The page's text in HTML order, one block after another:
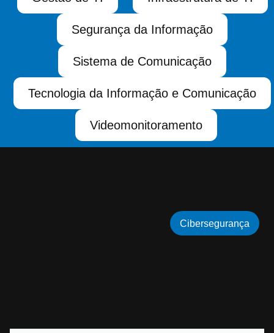
Segurança da Informação
Sistema de Comunicação
Tecnologia da Informação e Comunicação
Videomonitoramento
Cibersegurança